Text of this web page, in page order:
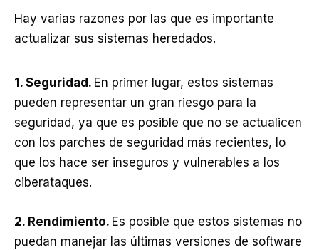
Hay varias razones por las que es importante
actualizar sus sistemas heredados.
1. Seguridad. En primer lugar, estos sistemas
pueden representar un gran riesgo para la
seguridad, ya que es posible que no se actualicen
con los parches de seguridad más recientes, lo
que los hace ser inseguros y vulnerables a los
ciberataques.
2. Rendimiento. Es posible que estos sistemas no
puedan manejar las últimas versiones de software